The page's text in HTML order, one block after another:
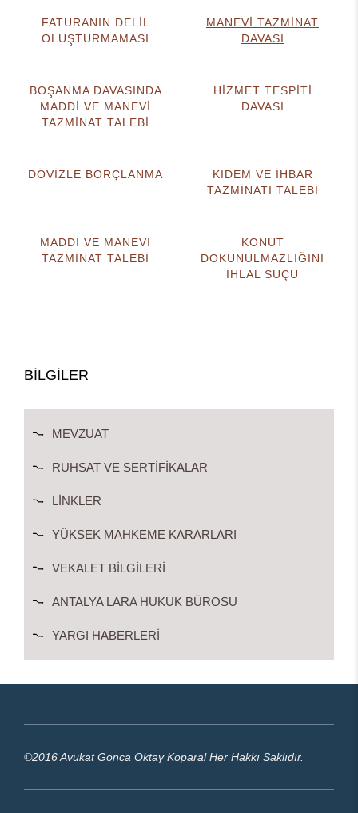
FATURANIN DELİL
OLUŞTURMAMASI
MANEVİ TAZMİNAT
DAVASI
BOŞANMA DAVASINDA
MADDİ VE MANEVİ
TAZMİNAT TALEBİ
HİZMET TESPİTİ
DAVASI
DÖVİZLE BORÇLANMA
KIDEM VE İHBAR
TAZMİNATI TALEBİ
MADDİ VE MANEVİ
TAZMİNAT TALEBİ
KONUT
DOKUNULMAZLIĞINI
İHLAL SUÇU
BİLGİLER
MEVZUAT
RUHSAT VE SERTIFIKALAR
LINKLER
YÜKSEK MAHKEME KARARLARI
VEKALET BILGILERI
ANTALYA LARA HUKUK BÜROSU
YARGI HABERLERI
©2016 Avukat Gonca Oktay Koparal Her Hakkı Saklıdır.